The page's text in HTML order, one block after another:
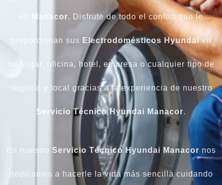
Manacor. Disfrute de todo el confort que le
proporcionan sus Electrodomésticos Hyundaien
su hogar, oficina, hotel, empresa o cualquier tipo de
negocio y local gracias a la experiencia de nuestro
Servicio Técnico Hyundai Manacor.
En nuestro Servicio Técnico Hyundai Manacor nos
dedicamos a hacerle la vida más sencilla cuidando